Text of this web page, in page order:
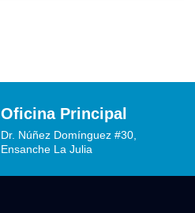
Oficina Principal
Dr. Núñez Domínguez #30,
Ensanche La Julia